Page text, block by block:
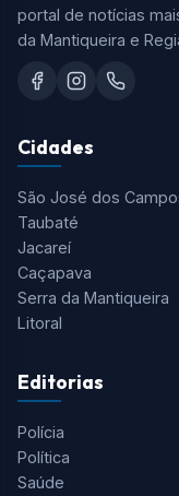
portal de notícias
da Mantiqueira e
Cidades
São José dos
Taubaté
Jacareí
Caçapava
Serra da Mantiqueira
Litoral
Editorias
Polícia
Política
Saúde